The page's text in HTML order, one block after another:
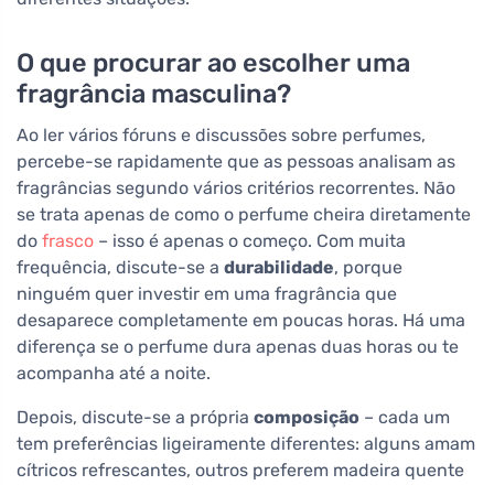
O que procurar ao escolher uma
fragrância masculina?
Ao ler vários fóruns e discussões sobre perfumes,
percebe-se rapidamente que as pessoas analisam as
fragrâncias segundo vários critérios recorrentes. Não
se trata apenas de como o perfume cheira diretamente
do frasco – isso é apenas o começo. Com muita
frequência, discute-se a durabilidade, porque
ninguém quer investir em uma fragrância que
desaparece completamente em poucas horas. Há uma
diferença se o perfume dura apenas duas horas ou te
acompanha até a noite.
Depois, discute-se a própria composição – cada um
tem preferências ligeiramente diferentes: alguns amam
cítricos refrescantes, outros preferem madeira quente